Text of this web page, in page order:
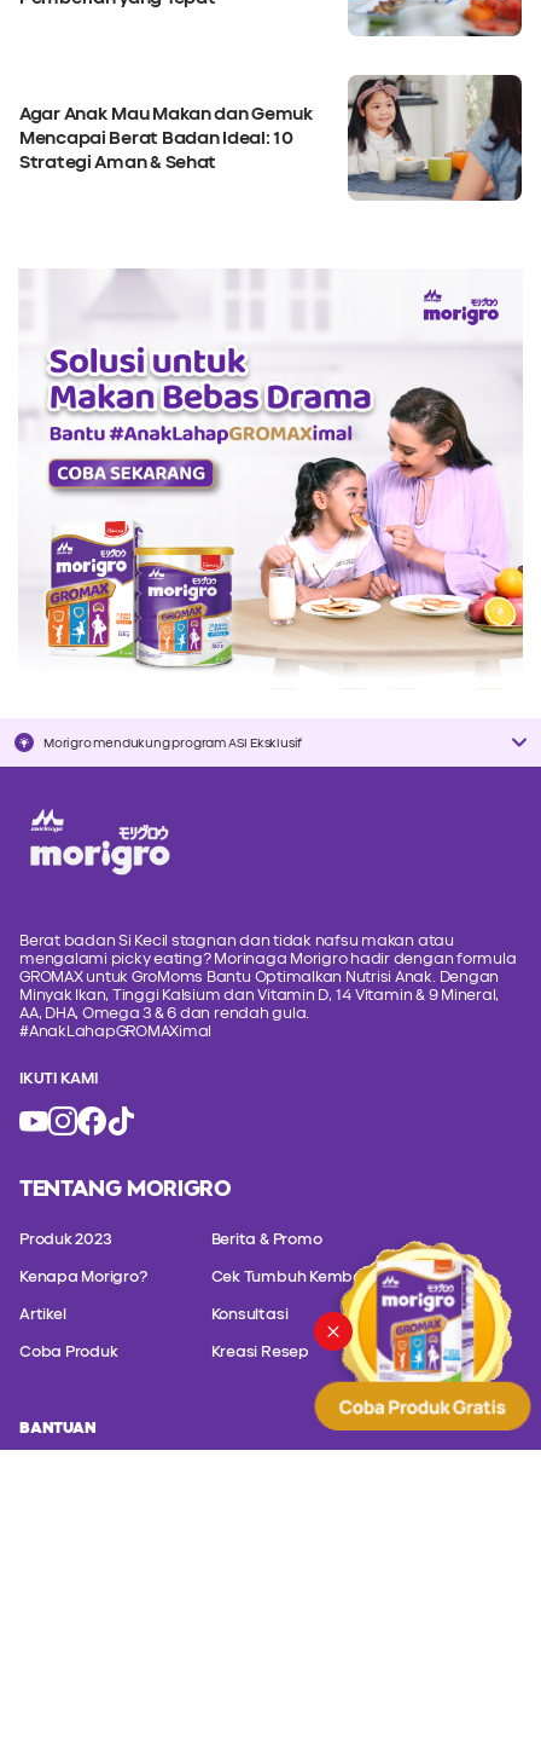
Agar Anak Mau Makan dan Gemuk
Mencapai Berat Badan Ideal: 10
Strategi Aman & Sehat
Morigro mendukung program ASI Eksklusif
Berat badan Si Kecil stagnan dan tidak nafsu makan atau
mengalami picky eating? Morinaga Morigro hadir dengan formula
GROMAX untuk GroMoms Bantu Optimalkan Nutrisi Anak. Dengan
Minyak Ikan, Tinggi Kalsium dan Vitamin D, 14 Vitamin & 9 Mineral,
AA, DHA, Omega 3 & 6 dan rendah gula.
#AnakLahapGROMAXimal
IKUTI KAMI
TENTANG MORIGRO
Produk 2023
Kenapa Morigro?
Artikel
Coba Produk
Berita & Promo
Cek Tumbuh Kembang
Konsultasi
Kreasi Resep
BANTUAN